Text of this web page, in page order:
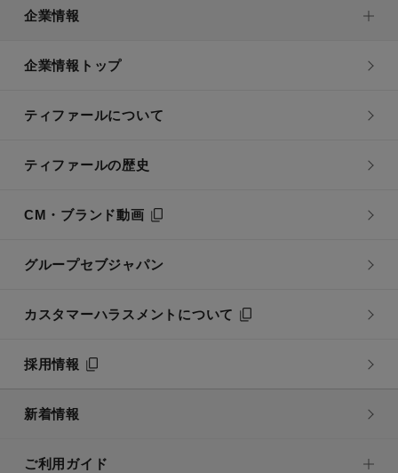
企業情報
企業情報トップ
ティファールについて
ティファールの歴史
CM・ブランド動画
グループセブジャパン
カスタマーハラスメントについて
採用情報
新着情報
ご利用ガイド